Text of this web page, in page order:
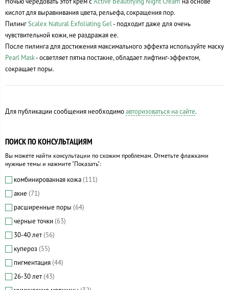
кислот для выравнивания цвета, рельефа, сокращения пор.
Пилинг Scalex Natural Exfoliating Gel - подходит даже для очень
чувствительной кожи, не раздражая ее.
После пилинга для достижения максимального эффекта используйте маску
Pearl Mask- осветляет пятна постакне, обладает лифтинг-эффектом,
сокращает поры.
Для публикации сообщения необходимо авторизоваться на сайте.
ПОИСК ПО КОНСУЛЬТАЦИЯМ
Вы можете найти консультации по схожим проблемам. Отметьте флажками
нужные темы и нажмите "Показать":
комбинированная кожа (111)
акне (71)
расширенные поры (64)
черные точки (63)
30-40 лет(56)
купероз (55)
пигментация (44)
26-30 лет(43)